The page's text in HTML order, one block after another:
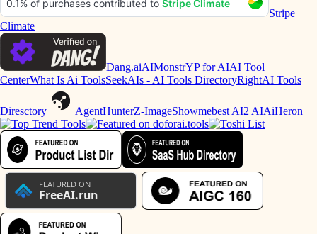
Stripe
Climate
Dang.aiAIMonstrYP for AIAI Tool
CenterWhat Is Ai ToolsSeekAIs - AI Tools DirectoryRightAI Tools
Diresctory AgentHunterZ-ImageShowmebest AI2 AIAiHeron